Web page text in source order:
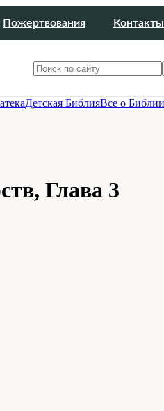
Пожертвования Контакты
Детская БиблияВсе о Библии
Глава 3